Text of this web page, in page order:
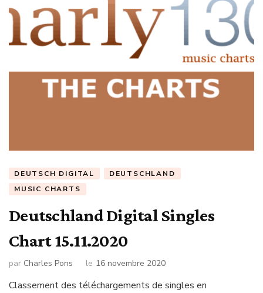
DEUTSCH DIGITAL
DEUTSCHLAND
MUSIC CHARTS
Deutschland Digital Singles
Chart 15.11.2020
par Charles Pons le 16 novembre 2020
Classement des téléchargements de singles en